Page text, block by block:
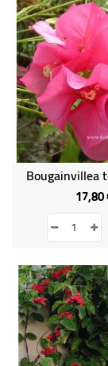
Bougainvillea
17,80